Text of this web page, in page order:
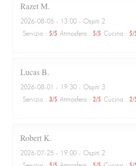
RazetM
2026-08-05 - 13:00 - Ospiti 2
Servizio : 5/5 Atmosfera : 5/5 Cucina : 5/
LucasB
2026-08-01 - 19:30 - Ospiti 3
Servizio : 3/5 Atmosfera : 2/5 Cucina : 2/
Robert K
2026-07-25 - 19:00 - Ospiti 2